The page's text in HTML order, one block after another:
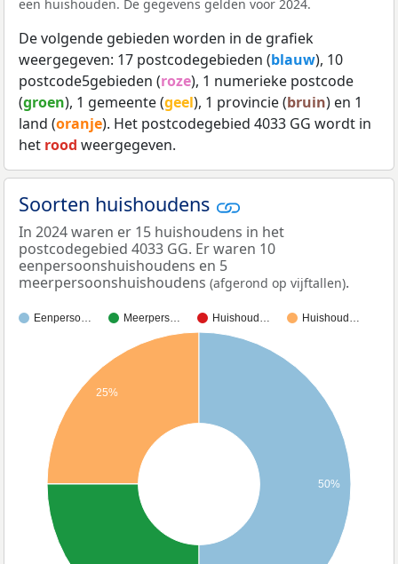
een huishouden. De gegevens gelden voor 2024.
De volgende gebieden worden in de grafiek
weergegeven: 17 postcodegebieden (blauw), 10
postcode5gebieden (roze), 1 numerieke postcode
(groen), 1 gemeente (geel), 1 provincie (bruin) en 1
land (oranje). Het postcodegebied 4033 GG wordt in
het rood weergegeven.
Soorten huishoudens
In 2024 waren er 15 huishoudens in het
postcodegebied 4033 GG. Er waren 10
eenpersoonshuishoudens en 5
meerpersoonshuishoudens (afgerond op vijftallen).
Eenperso… Meerpers… Huishoud… Huishoud…
25%
50%